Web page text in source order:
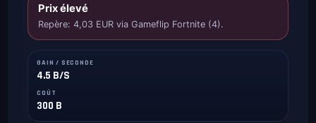
Prix élevé
Repère: 4,03 EUR via Gameflip Fortnite (4).
GAIN / SECONDE
4.5 B/S
COÛT
300 B